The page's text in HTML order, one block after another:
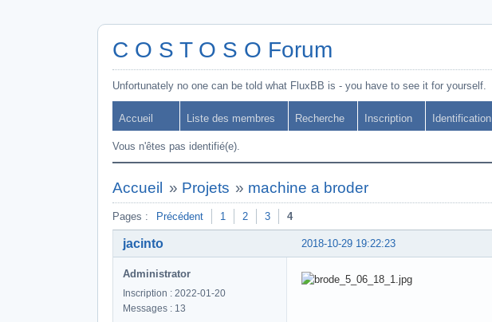
C O S T O S O Forum
Unfortunately no one can be told what FluxBB is - you have to see it for yourself.
Accueil Liste des membres Recherche Inscription Identification
Vous n'êtes pas identifié(e).
Accueil » Projets » machine a broder
Pages : Précédent 1 2 3 4
2018-10-29 19:22:23
jacinto
Administrator
Inscription : 2022-01-20
Messages : 13